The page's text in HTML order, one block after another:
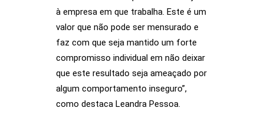
à empresa em que trabalha. Este é um
valor que não pode ser mensurado e
faz com que seja mantido um forte
compromisso individual em não deixar
que este resultado seja ameaçado por
algum comportamento inseguro”,
como destaca Leandra Pessoa.